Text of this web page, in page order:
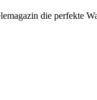
die perfekte